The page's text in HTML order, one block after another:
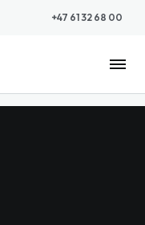
+47 61 32 68 00